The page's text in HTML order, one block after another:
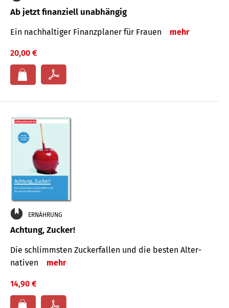
Ab jetzt finanziell unabhängig
Ein nachhaltiger Finanzplaner für Frauen mehr
20,00 €
ERNÄHRUNG
Achtung, Zucker!
Die schlimmsten Zucker­fallen und die besten Alter­
nativen
mehr
14,90 €